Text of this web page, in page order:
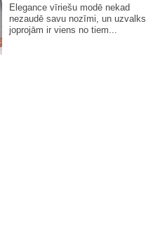
Elegance vīriešu modē nekad
nezaudē savu nozīmi, un uzvalks
joprojām ir viens no tiem...